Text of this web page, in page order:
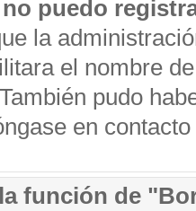
puedo
la
el nombre
pudo
en
función de